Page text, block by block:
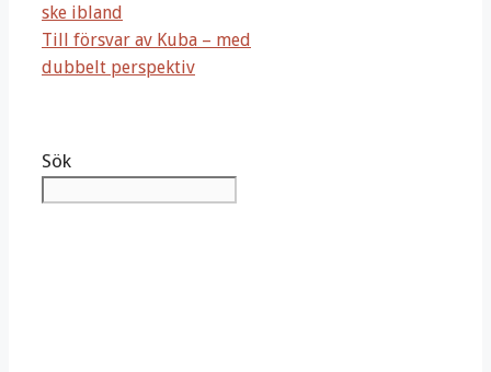
ske ibland
Till försvar av Kuba – med
dubbelt perspektiv
Sök